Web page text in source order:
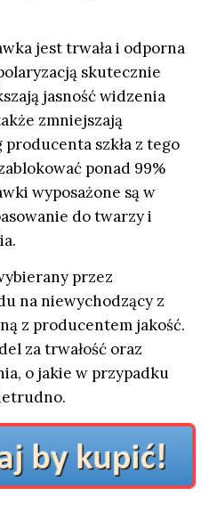
jest trwała i odporna
skutecznie
jasność widzenia
zmniejszają
producenta szkła z tego
ponad 99%
wyposażone są w
do twarzy i
przez
na niewychodzący z
z producentem jakość.
za trwałość oraz
o jakie w przypadku